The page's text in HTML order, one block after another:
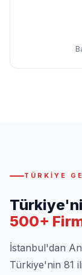
TÜRKIYE
500+
İstanbul'dan
Türkiye'nin 81